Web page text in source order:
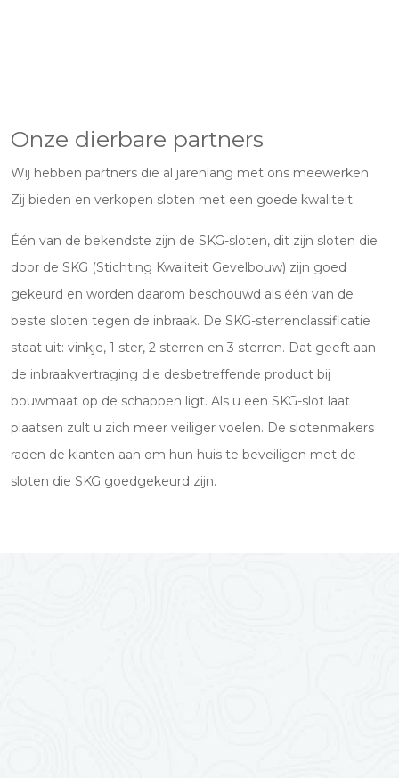
Onze dierbare partners
Wij hebben partners die al jarenlang met ons meewerken.
Zij bieden en verkopen sloten met een goede kwaliteit.
Één van de bekendste zijn de SKG-sloten, dit zijn sloten die
door de SKG (Stichting Kwaliteit Gevelbouw) zijn goed
gekeurd en worden daarom beschouwd als één van de
beste sloten tegen de inbraak. De SKG-sterrenclassificatie
staat uit: vinkje, 1 ster, 2 sterren en 3 sterren. Dat geeft aan
de inbraakvertraging die desbetreffende product bij
bouwmaat op de schappen ligt. Als u een SKG-slot laat
plaatsen zult u zich meer veiliger voelen. De slotenmakers
raden de klanten aan om hun huis te beveiligen met de
sloten die SKG goedgekeurd zijn.